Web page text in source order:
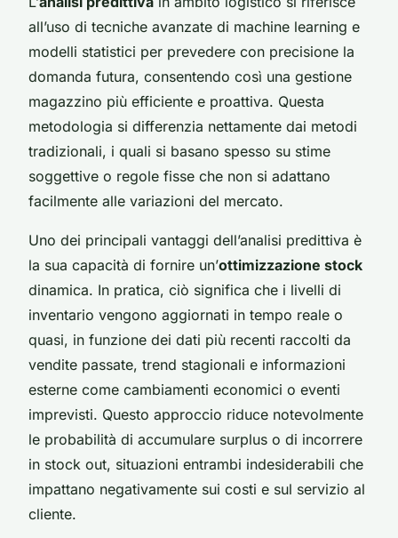
all’uso di tecniche avanzate di machine learning e
modelli statistici per prevedere con precisione la
domanda futura, consentendo così una gestione
magazzino più efficiente e proattiva. Questa
metodologia si differenzia nettamente dai metodi
tradizionali, i quali si basano spesso su stime
soggettive o regole fisse che non si adattano
facilmente alle variazioni del mercato.
Uno dei principali vantaggi dell’analisi predittiva è
la sua capacità di fornire un’ottimizzazione stock
dinamica. In pratica, ciò significa che i livelli di
inventario vengono aggiornati in tempo reale o
quasi, in funzione dei dati più recenti raccolti da
vendite passate, trend stagionali e informazioni
esterne come cambiamenti economici o eventi
imprevisti. Questo approccio riduce notevolmente
le probabilità di accumulare surplus o di incorrere
in stock out, situazioni entrambi indesiderabili che
impattano negativamente sui costi e sul servizio al
cliente.